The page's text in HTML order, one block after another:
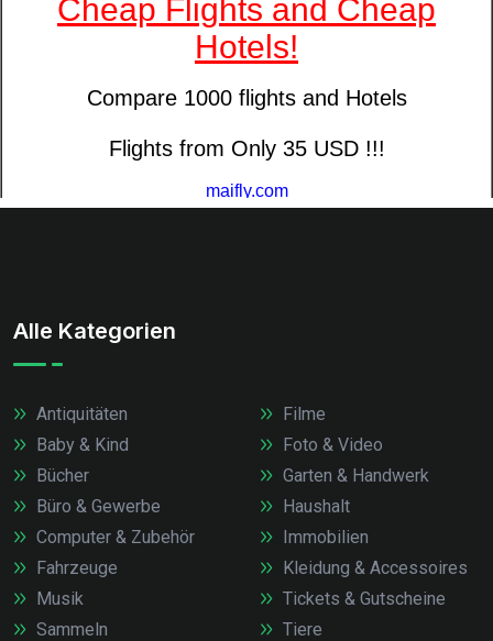
Alle Kategorien
Antiquitäten
Baby & Kind
Bücher
Büro & Gewerbe
Computer & Zubehör
Fahrzeuge
Filme
Foto & Video
Garten & Handwerk
Haushalt
Immobilien
Kleidung & Accessoires
Musik
Sammeln
Tickets & Gutscheine
Tiere